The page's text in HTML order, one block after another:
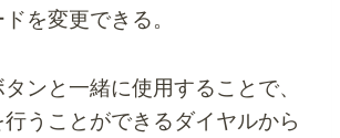
を変更できる。
ンと一緒に使用することで、
うことができるダイヤルから